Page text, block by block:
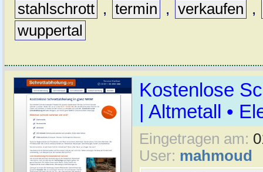
stahlschrott , termin , verkaufen
,
wuppertal
Kostenlose
| Altmetall •
Eingetragen am:
User: mahmoud